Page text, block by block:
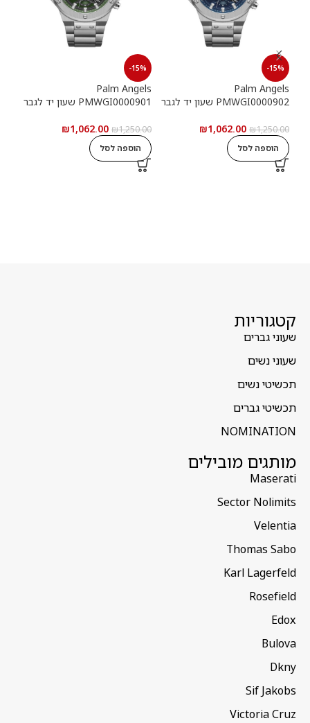
-15%
Palm Angels
PMWGI0000902 שעון יד לגבר
₪1,250.00
₪1,062.00
הוספה לסל
-15%
Palm Angels
PMWGI0000901 שעון יד לגבר
₪1,250.00
₪1,062.00
הוספה לסל
קטגוריות
שעוני גברים
שעוני נשים
תכשיטי נשים
תכשיטי גברים
NOMINATION
מותגים מובילים
Maserati
Sector Nolimits
Velentia
Thomas Sabo
Karl Lagerfeld
Rosefield
Edox
Bulova
Dkny
Sif Jakobs
Victoria Cruz